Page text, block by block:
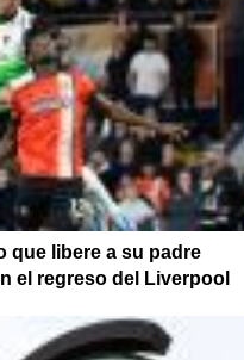
que libere a su padre
el regreso del Liverpool